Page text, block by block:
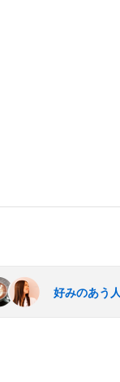
好みのあう